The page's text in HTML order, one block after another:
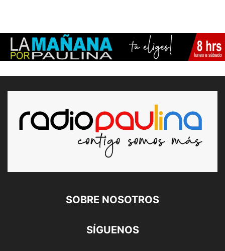
SOBRE NOSOTROS
SÍGUENOS